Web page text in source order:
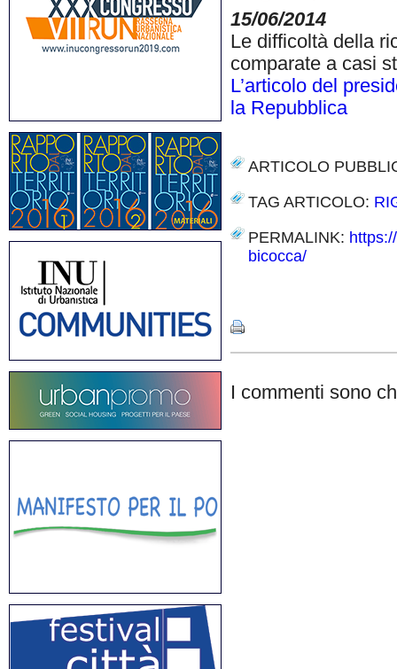
15/06/2014
Le difficoltà della
comparate a casi
L’articolo del
la Repubblica
ARTICOLO
TAG ARTICOLO:
PERMALINK:
bicocca/
I commenti sono